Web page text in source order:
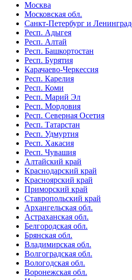
Москва
Московская обл.
Санкт-Петербург и
Респ. Адыгея
Респ. Алтай
Респ. Башкортостан
Респ. Бурятия
Карачаево-Черкессия
Респ. Карелия
Респ. Коми
Респ. Марий Эл
Респ. Мордовия
Респ. Северная Осетия
Респ. Татарстан
Респ. Удмуртия
Респ. Хакасия
Респ. Чувашия
Алтайский край
Краснодарский край
Красноярский край
Приморский край
Ставропольский край
Архангельская обл.
Астраханская обл.
Белгородская обл.
Брянская обл.
Владимирская обл.
Волгоградская обл.
Вологодская обл.
Воронежская обл.